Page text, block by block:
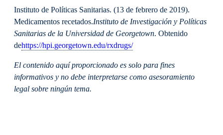
Instituto de Políticas Sanitarias. (13 de febrero de 2019).
Medicamentos recetados.Instituto de Investigación y Políticas
Sanitarias de la Universidad de Georgetown. Obtenido
dehttps://hpi.georgetown.edu/rxdrugs/
El contenido aquí proporcionado es solo para fines
informativos y no debe interpretarse como asesoramiento
legal sobre ningún tema.